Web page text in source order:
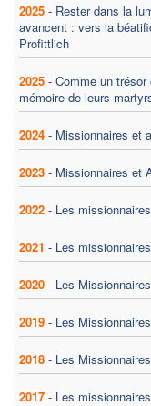
2025 - Rester dans la
avancent : vers la
Profittlich
2025 - Comme un
mémoire de leurs
2024 - Missionnaires et
2023 - Missionnaires et
2022 - Les
2021 - Les
2020 - Les
2019 - Les
2018 - Les
2017 - Les